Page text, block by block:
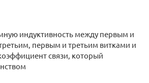
индуктивность между первым и
первым и третьим витками и
связи, который